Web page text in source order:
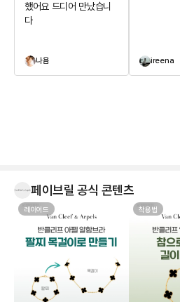
했어요 드디어 만났습니
다
나욤 ireena
페이브릴 공식 콘텐츠
레이어드 착용법